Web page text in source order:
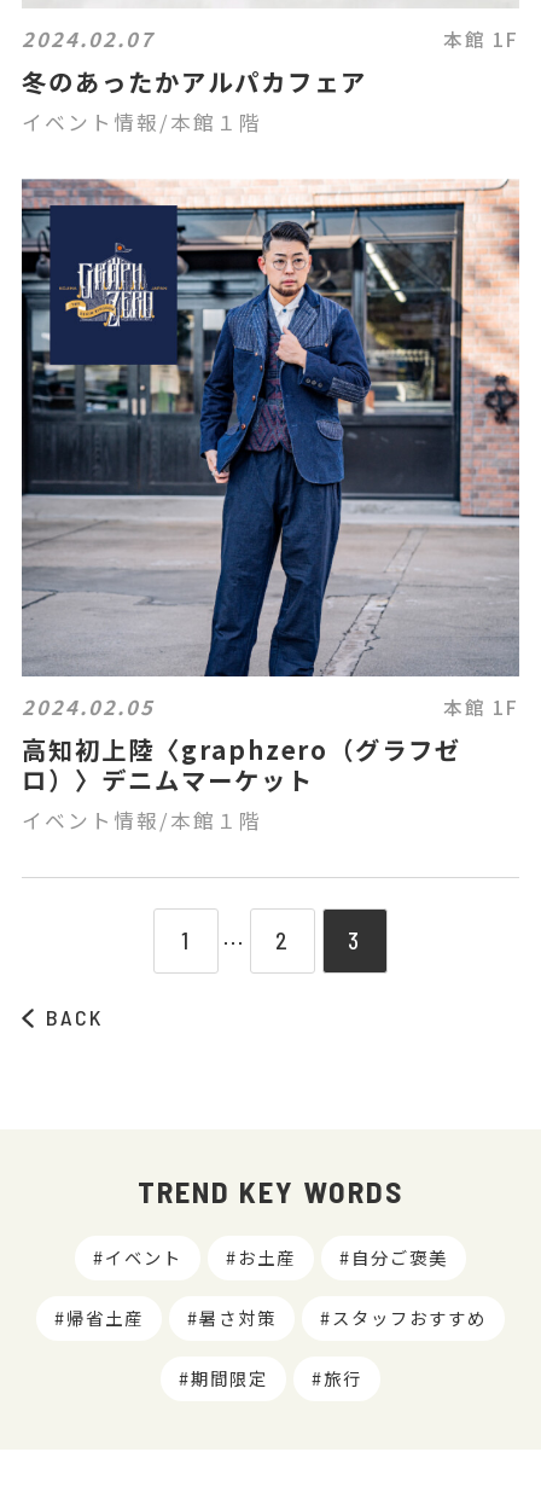
2024.02.07 本館 1F
冬のあったかアルパカフェア
イベント情報/本館１階
2024.02.05 本館 1F
高知初上陸〈graphzero（グラフゼ
ロ）〉デニムマーケット
イベント情報/本館１階
BACK
1 ⋯ 2 3
TREND KEY WORDS
イベント お土産 自分ご褒美
帰省土産 暑さ対策 スタッフおすすめ
期間限定 旅行